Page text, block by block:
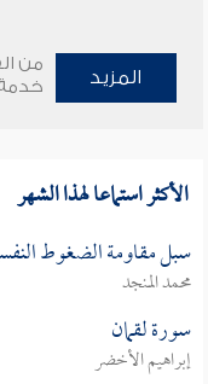
المزيد
من
خدمة
الأكثر استماعا لهذا الشهر
سبل مقاومة الضغوط
محمد المنجد
سورة لقمان
إبراهيم الأخضر